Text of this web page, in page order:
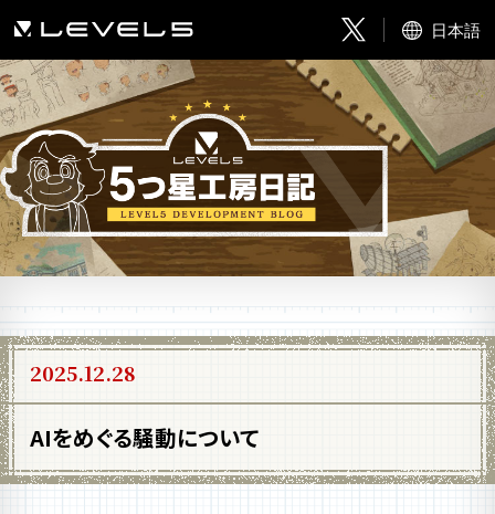
日本語
2025.12.28
AIをめぐる騒動について